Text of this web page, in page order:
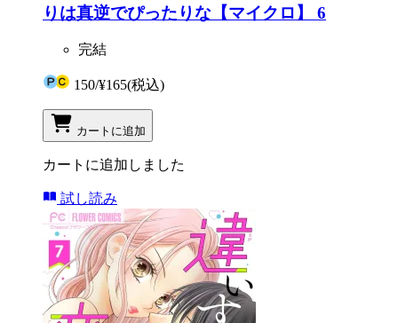
りは真逆でぴったりな【マイクロ】 6
完結
150/¥165(税込)
カートに追加
カートに追加しました
試し読み